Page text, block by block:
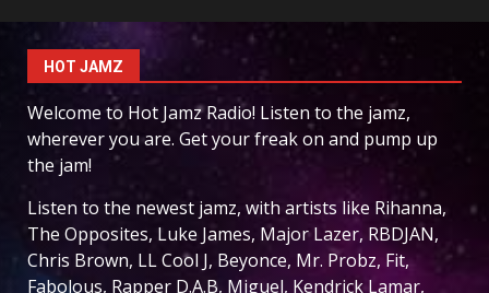
HOT JAMZ
Welcome to Hot Jamz Radio! Listen to the jamz,
wherever you are. Get your freak on and pump up
the jam!
Listen to the newest jamz, with artists like Rihanna,
The Opposites, Luke James, Major Lazer, RBDJAN,
Chris Brown, LL Cool J, Beyonce, Mr. Probz, Fit,
Fabolous, Rapper D.A.B, Miguel, Kendrick Lamar,